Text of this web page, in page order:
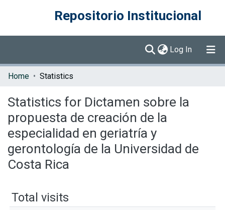
Repositorio Institucional
Log In (current)
Communities & Collections
Home Statistics
Statistics for Dictamen sobre la
propuesta de creación de la
especialidad en geriatría y
gerontología de la Universidad de
Costa Rica
Total visits